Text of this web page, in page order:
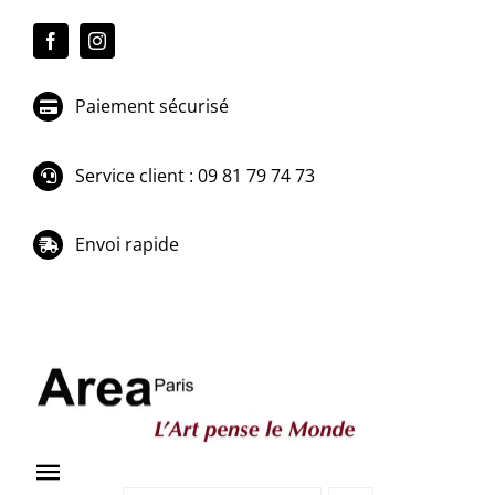
Paiement sécurisé
Service client : 09 81 79 74 73
Envoi rapide